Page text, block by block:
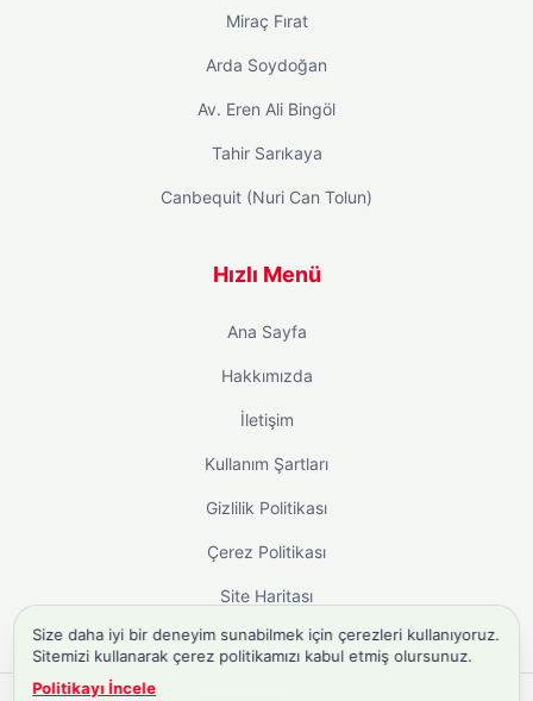
Miraç Fırat
Arda Soydoğan
Av. Eren Ali Bingöl
Tahir Sarıkaya
Canbequit (Nuri Can Tolun)
Hızlı Menü
Ana Sayfa
Hakkımızda
İletişim
Kullanım Şartları
Gizlilik Politikası
Çerez Politikası
Site Haritası
Size daha iyi bir deneyim sunabilmek için çerezleri kullanıyoruz.
Sitemizi kullanarak çerez politikamızı kabul etmiş olursunuz.
Politikayı İncele